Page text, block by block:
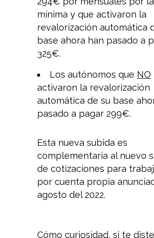
mínima y que activaron la
revalorización automática
base ahora han pasado a
325€.
Los autónomos que NO
activaron la revalorización
automática de su base
pasado a pagar 299€.
Esta nueva subida es
complementaria al nuevo
de cotizaciones para
por cuenta propia
agosto del 2022.
Cómo curiosidad, si te